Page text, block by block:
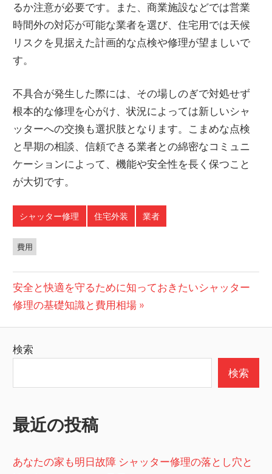
るか注意が必要です。また、商業施設などでは営業
時間外の対応が可能な業者を選び、住宅用では天候
リスクを見据えた計画的な点検や修理が望ましいで
す。
不具合が発生した際には、その場しのぎで対処せず
根本的な修理を心がけ、状況によっては新しいシャ
ッターへの交換も選択肢となります。こまめな点検
と早期の相談、信頼できる業者との綿密なコミュニ
ケーションによって、機能や安全性を長く保つこと
が大切です。
シャッター修理 住宅外装 業者
費用
投
稿
ビ
ゲ
シ
ョ
次
の
安全と快適を守るために知っておきたいシャッター
修理の基礎知識と費用相場
検索
検索
最近の投稿
あなたの家も明日故障 シャッター修理の落とし穴と